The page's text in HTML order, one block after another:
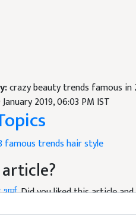
crazy beauty trends famous in
2019, 06:03 PM IST
famous trendshair style
. Did you liked this article
and feedback.